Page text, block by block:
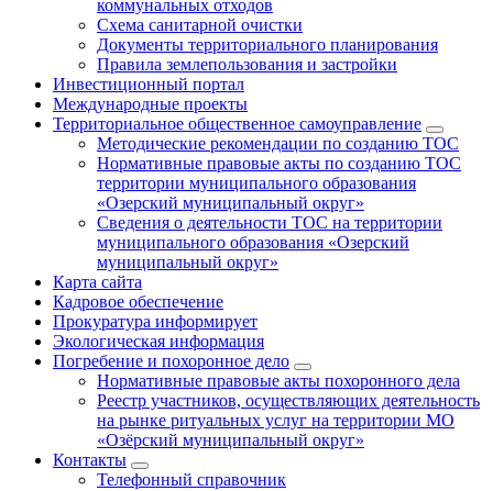
коммунальных отходов
Схема санитарной очистки
Документы территориального планирования
Правила землепользования и застройки
Инвестиционный портал
Международные проекты
Территориальное общественное самоуправление
Методические рекомендации по созданию ТОС
Нормативные правовые акты по созданию ТОС
территории муниципального образования
«Озерский муниципальный округ»
Сведения о деятельности ТОС на территории
муниципального образования «Озерский
муниципальный округ»
Карта сайта
Кадровое обеспечение
Прокуратура информирует
Экологическая информация
Погребение и похоронное дело
Нормативные правовые акты похоронного дела
Реестр участников, осуществляющих деятельность
на рынке ритуальных услуг на территории МО
«Озёрский муниципальный округ»
Контакты
Телефонный справочник